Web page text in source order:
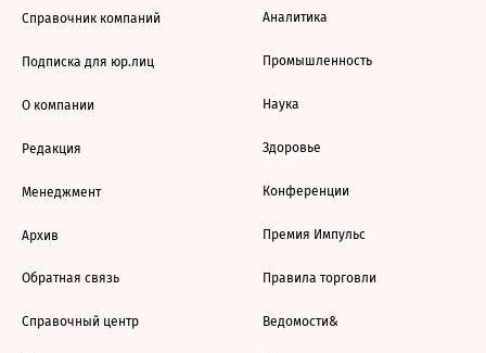
Справочник компаний
Подписка для юр.лиц
О компании
Редакция
Менеджмент
Архив
Обратная связь
Справочный центр
Аналитика
Промышленность
Наука
Здоровье
Конференции
Премия Импульс
Правила торговли
Ведомости&